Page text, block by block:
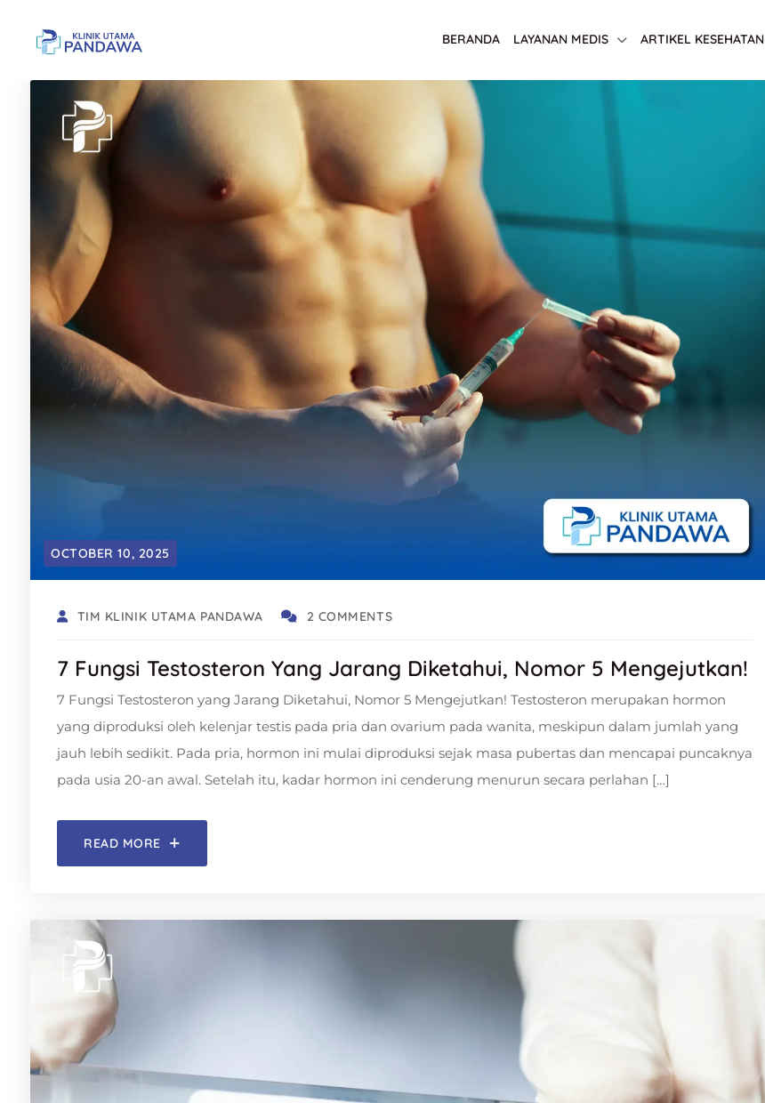
BERANDA LAYANAN MEDIS ARTIKEL KESEHATAN
OCTOBER 10, 2025
TIM KLINIK UTAMA PANDAWA 2 COMMENTS
7 Fungsi Testosteron Yang Jarang Diketahui, Nomor 5 Mengejutkan!
7 Fungsi Testosteron yang Jarang Diketahui, Nomor 5 Mengejutkan! Testosteron merupakan hormon
yang diproduksi oleh kelenjar testis pada pria dan ovarium pada wanita, meskipun dalam jumlah yang
jauh lebih sedikit. Pada pria, hormon ini mulai diproduksi sejak masa pubertas dan mencapai puncaknya
pada usia 20-an awal. Setelah itu, kadar hormon ini cenderung menurun secara perlahan […]
READ MORE